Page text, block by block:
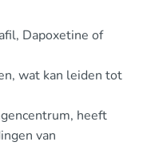
Dapoxetine of
wat kan leiden tot
heeft
van